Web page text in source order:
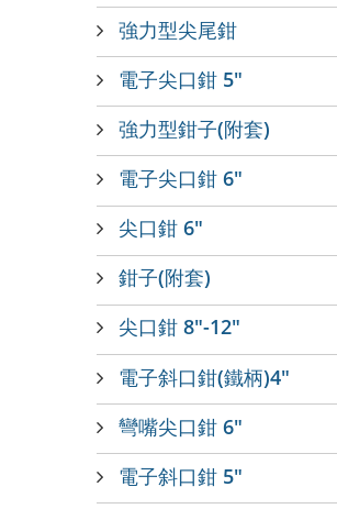
強力型尖尾鉗
電子尖口鉗 5"
強力型鉗子(附套)
電子尖口鉗 6"
尖口鉗 6"
鉗子(附套)
尖口鉗 8"-12"
電子斜口鉗(鐵柄)4"
彎嘴尖口鉗 6"
電子斜口鉗 5"